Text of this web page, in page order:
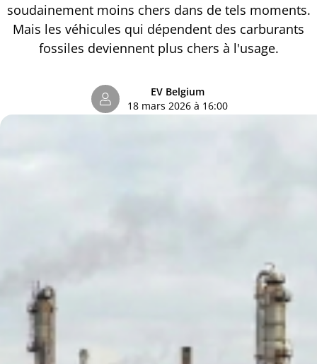
soudainement moins chers dans de tels moments.
Mais les véhicules qui dépendent des carburants
fossiles deviennent plus chers à l'usage.
EV Belgium
18 mars 2026 à 16:00